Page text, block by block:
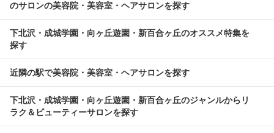
のサロンの美容院・美容室・ヘアサロンを探す
下北沢・成城学園・向ヶ丘遊園・新百合ヶ丘のオススメ特集を
探す
近隣の駅で美容院・美容室・ヘアサロンを探す
下北沢・成城学園・向ヶ丘遊園・新百合ヶ丘のジャンルからリ
ラク＆ビューティーサロンを探す